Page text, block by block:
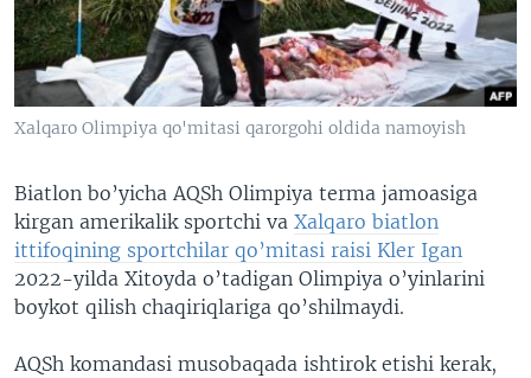
VIDEO
XABARLAR SURATLARDA
ODNOKLASSNIKI
TELEGRAM
TWITTER
Xalqaro Olimpiya qo'mitasi qarorgohi oldida namoyish
Biatlon bo’yicha AQSh Olimpiya terma jamoasiga
kirgan amerikalik sportchi va Xalqaro biatlon
ittifoqining sportchilar qo’mitasi raisi Kler Igan
2022-yilda Xitoyda o’tadigan Olimpiya o’yinlarini
boykot qilish chaqiriqlariga qo’shilmaydi.
AQSh komandasi musobaqada ishtirok etishi kerak,